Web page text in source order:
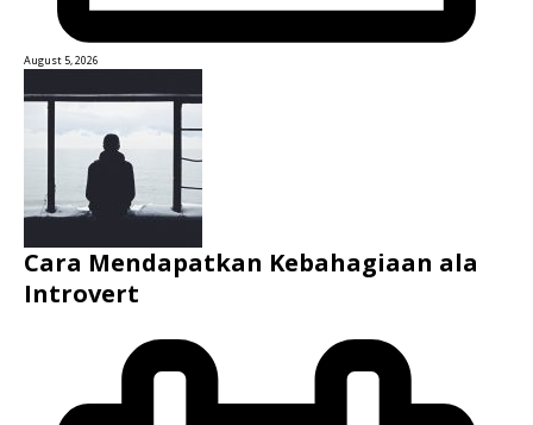
August 5, 2026
Cara Mendapatkan Kebahagiaan ala
Introvert